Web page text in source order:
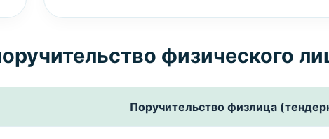
физического
Поручительство физлица